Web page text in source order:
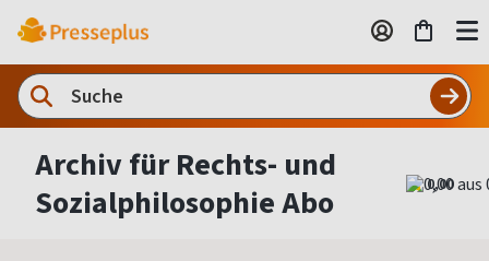
Archiv für Rechts- und
Sozialphilosophie Abo
0,00